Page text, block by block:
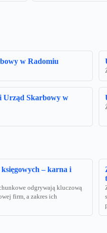
w Radomiu
Urząd Skarbowy w
– karna i
odgrywają kluczową
firm, a zakres ich